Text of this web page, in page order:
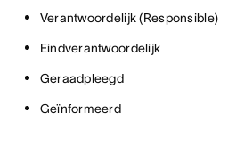
Verantwoordelijk (Responsible)
Eindverantwoordelijk
Geraadpleegd
Geïnformeerd